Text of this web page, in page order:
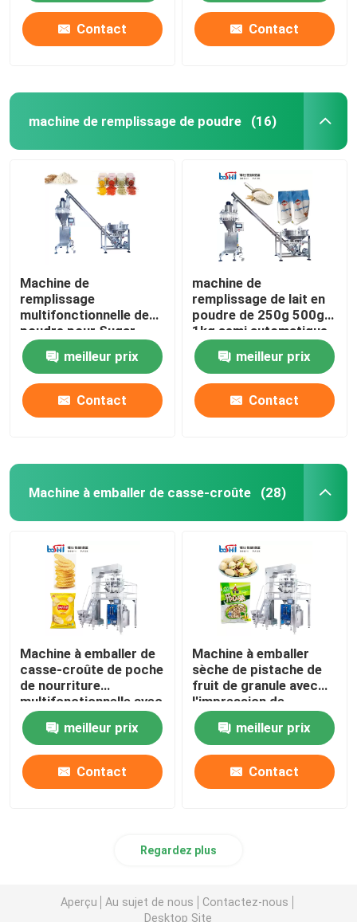
Contact Contact
machine de remplissage de poudre (16)
Machine de
remplissage
multifonctionnelle de
poudre pour Sugar
Flour Food Powder
meilleur prix
Contact
machine de
remplissage de lait en
poudre de 250g 500g
1kg semi automatique
avec le contrôle de PLC
meilleur prix
Contact
Machine à emballer de casse-croûte (28)
Machine à emballer de
casse-croûte de poche
de nourriture
multifonctionnelle avec
le peseur de Multihead
meilleur prix
Contact
Machine à emballer
sèche de pistache de
fruit de granule avec
l'impression de
scellage de étiquetage
de datemeilleur prix
Contact
Regardez plus
Aperçu Au sujet de nous
Contactez-nous
Desktop Site